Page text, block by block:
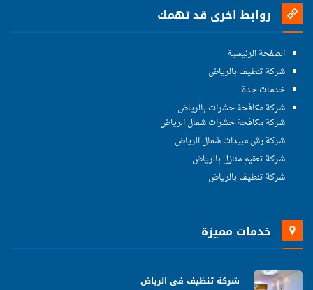
روابط اخرى قد تهمك
الصفحة الرئيسية
شركة تنظيف بالرياض
خدمات جدة
شركة مكافحة حشرات بالرياض
شركة مكافحة حشرات شمال الرياض
شركة رش مبيدات شمال الرياض
شركة تعقيم منازل بالرياض
شركة تنظيف بالرياض
خدمات مميزة
شركة تنظيف فى الرياض